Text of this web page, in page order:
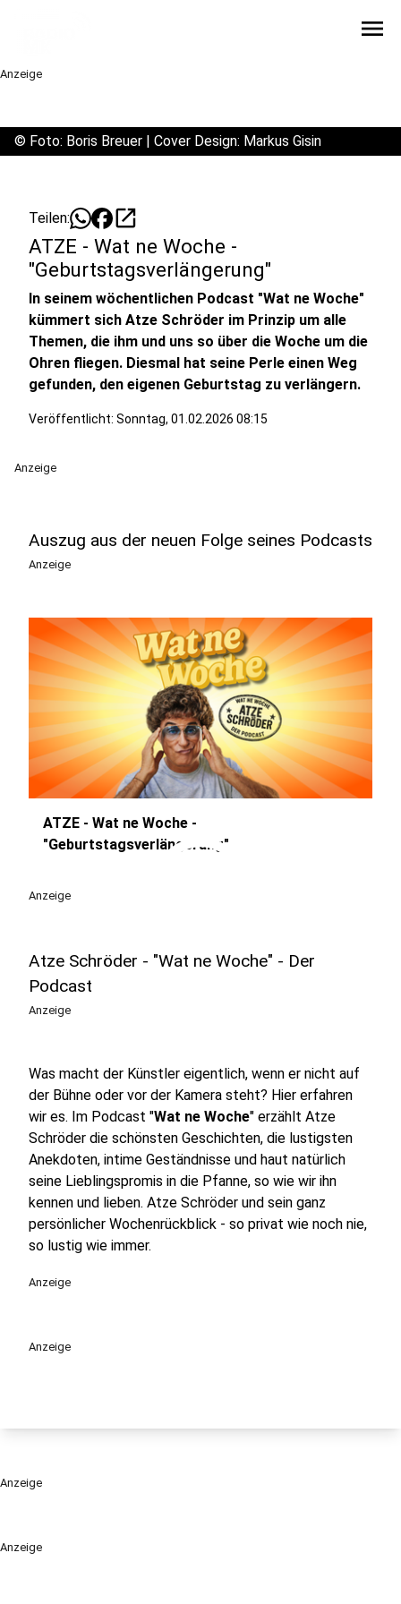
menu
Anzeige
Anzeige
© Foto: Boris Breuer | Cover Design: Markus Gisin
Teilen: open_in_new
ATZE - Wat ne Woche -
"Geburtstagsverlängerung"
In seinem wöchentlichen Podcast "Wat ne Woche"
kümmert sich Atze Schröder im Prinzip um alle
Themen, die ihm und uns so über die Woche um die
Ohren fliegen. Diesmal hat seine Perle einen Weg
gefunden, den eigenen Geburtstag zu verlängern.
Veröffentlicht: Sonntag, 01.02.2026 08:15
Anzeige
Auszug aus der neuen Folge seines Podcasts
Anzeige
play_circle
ATZE - Wat ne Woche -
"Geburtstagsverlängerung"
Anzeige
Atze Schröder - "Wat ne Woche" - Der
Podcast
Anzeige
Was macht der Künstler eigentlich, wenn er nicht auf
der Bühne oder vor der Kamera steht? Hier erfahren
wir es. Im Podcast "Wat ne Woche" erzählt Atze
Schröder die schönsten Geschichten, die lustigsten
Anekdoten, intime Geständnisse und haut natürlich
seine Lieblingspromis in die Pfanne, so wie wir ihn
kennen und lieben. Atze Schröder und sein ganz
persönlicher Wochenrückblick - so privat wie noch nie,
so lustig wie immer.
Anzeige
Anzeige
Anzeige